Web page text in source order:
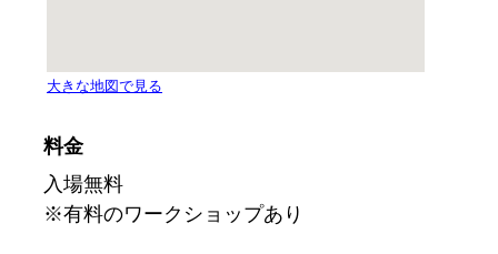
料金
入場無料
※有料のワークショップあり